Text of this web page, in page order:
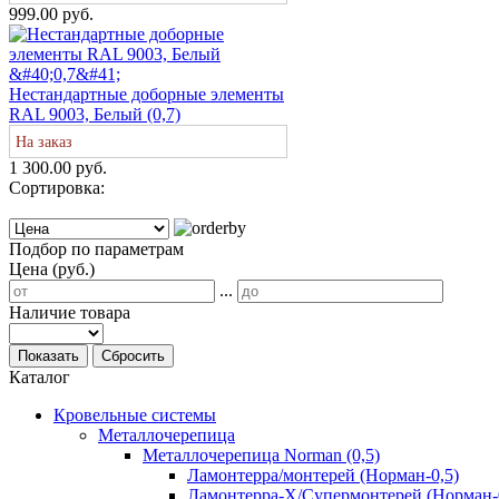
999.00 руб.
Нестандартные доборные элементы
RAL 9003, Белый (0,7)
На заказ
1 300.00 руб.
Сортировка:
Подбор по параметрам
Цена (руб.)
...
Наличие товара
Показать Сбросить
Каталог
Кровельные системы
Металлочерепица
Металлочерепица Norman (0,5)
Ламонтерра/монтерей (Норман-0,5)
Ламонтерра-Х/Супермонтерей